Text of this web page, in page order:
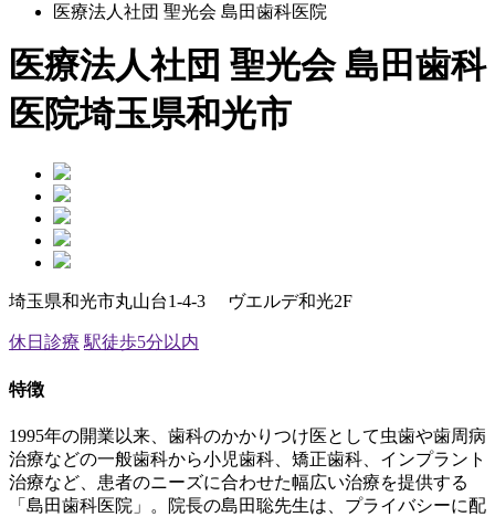
医療法人社団 聖光会 島田歯科医院
医療法人社団 聖光会 島田歯科
医院埼玉県和光市
埼玉県和光市丸山台1-4-3 ヴエルデ和光2F
休日診療 駅徒歩5分以内
特徴
1995年の開業以来、歯科のかかりつけ医として虫歯や歯周病
治療などの一般歯科から小児歯科、矯正歯科、インプラント
治療など、患者のニーズに合わせた幅広い治療を提供する
「島田歯科医院」。院長の島田聡先生は、プライバシーに配